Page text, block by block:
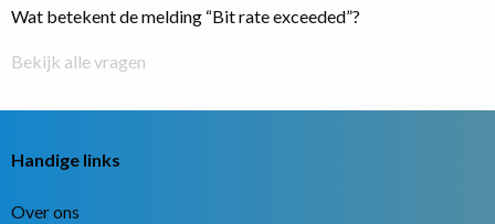
Wat betekent de melding “Bit rate exceeded”?
Bekijk alle vragen
Handige links
Over ons